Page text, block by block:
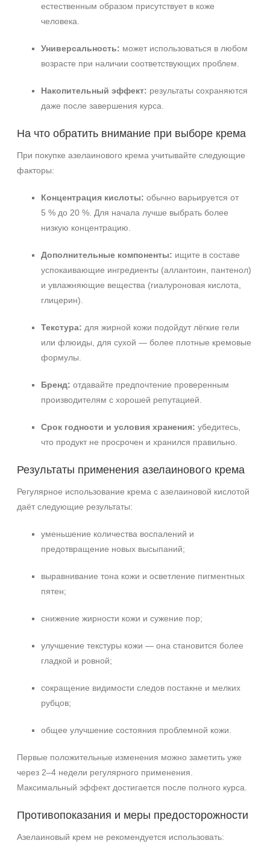
естественным образом присутствует в коже
человека.
Универсальность: может использоваться в любом
возрасте при наличии соответствующих проблем.
Накопительный эффект: результаты сохраняются
даже после завершения курса.
На что обратить внимание при выборе крема
При покупке азелаинового крема учитывайте следующие
факторы:
Концентрация кислоты: обычно варьируется от
5 % до 20 %. Для начала лучше выбрать более
низкую концентрацию.
Дополнительные компоненты: ищите в составе
успокаивающие ингредиенты (аллантоин, пантенол)
и увлажняющие вещества (гиалуроновая кислота,
глицерин).
Текстура: для жирной кожи подойдут лёгкие гели
или флюиды, для сухой — более плотные кремовые
формулы.
Бренд: отдавайте предпочтение проверенным
производителям с хорошей репутацией.
Срок годности и условия хранения: убедитесь,
что продукт не просрочен и хранился правильно.
Результаты применения азелаинового крема
Регулярное использование крема с азелаиновой кислотой
даёт следующие результаты:
уменьшение количества воспалений и
предотвращение новых высыпаний;
выравнивание тона кожи и осветление пигментных
пятен;
снижение жирности кожи и сужение пор;
улучшение текстуры кожи — она становится более
гладкой и ровной;
сокращение видимости следов постакне и мелких
рубцов;
общее улучшение состояния проблемной кожи.
Первые положительные изменения можно заметить уже
через 2–4 недели регулярного применения.
Максимальный эффект достигается после полного курса.
Противопоказания и меры предосторожности
Азелаиновый крем не рекомендуется использовать: